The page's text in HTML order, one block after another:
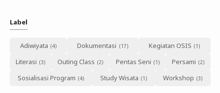
Label
Adiwiyata Dokumentasi
Kegiatan OSIS
Literasi
Outing Class Pentas Seni
Persami
Sosialisasi Program
Study Wisata Workshop